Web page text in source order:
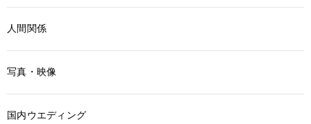
人間関係
写真・映像
国内ウエディング